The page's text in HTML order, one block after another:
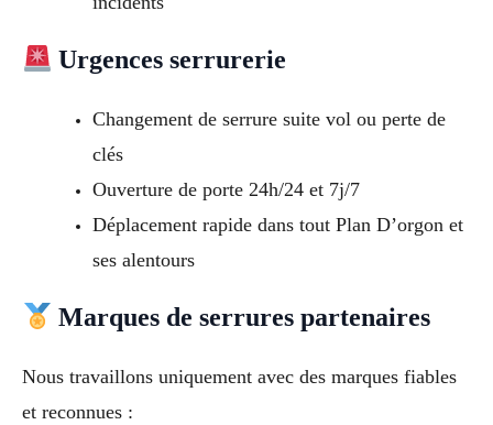
Urgences serrurerie
Changement de serrure suite vol ou perte de
clés
Ouverture de porte 24h/24 et 7j/7
Déplacement rapide dans tout Plan D’orgon et
ses alentours
Marques de serrures partenaires
Nous travaillons uniquement avec des marques fiables
et reconnues :